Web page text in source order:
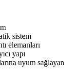
sistem
elemanları
yapı
uyum sağlayan